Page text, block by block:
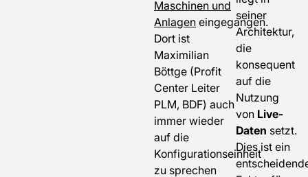
Maschinen und
Anlageneingegangen.
Dort ist
Maximilian
Böttge (Profit
Center Leiter
PLM, BDF) auch
immer wieder
auf die
Konfigurationseinheit
zu sprechen
seiner
Architektur,
die
konsequent
auf die
Nutzung
von Live-
Daten setzt.
Dies ist ein